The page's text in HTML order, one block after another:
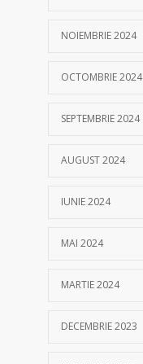
NOIEMBRIE 2024
OCTOMBRIE 2024
SEPTEMBRIE 2024
AUGUST 2024
IUNIE 2024
MAI 2024
MARTIE 2024
DECEMBRIE 2023